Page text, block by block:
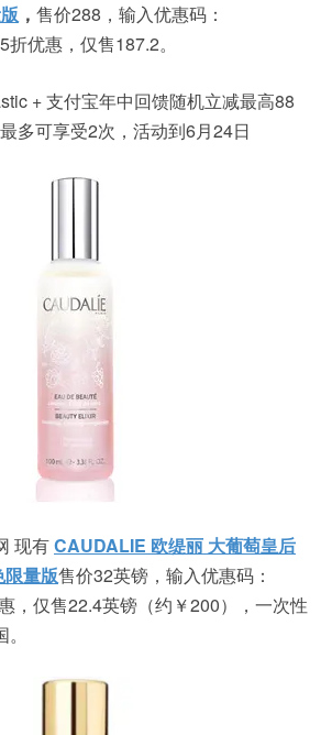
， 售价288，输入优惠码：
优惠，仅售187.2。
+ 支付宝年中回馈随机立减最高88
多可享受2次，活动到6月24日
现有CAUDALIE 欧缇丽 大葡萄皇后
量版售价32英镑，输入优惠码：
，仅售22.4英镑（约￥200），一次性